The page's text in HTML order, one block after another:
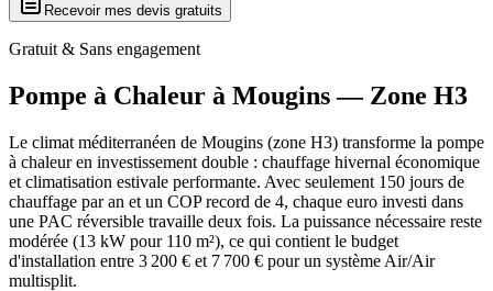
Recevoir mes devis gratuits
Gratuit & Sans engagement
Pompe à Chaleur à Mougins— Zone H3
Le climat méditerranéen de Mougins (zone H3) transforme la pompe
à chaleur en investissement double : chauffage hivernal économique
et climatisation estivale performante. Avec seulement 150 jours de
chauffage par an et un COP record de 4, chaque euro investi dans
une PAC réversible travaille deux fois. La puissance nécessaire reste
modérée (13 kW pour 110 m²), ce qui contient le budget
d'installation entre 3 200 € et 7 700 € pour un système Air/Air
multisplit.